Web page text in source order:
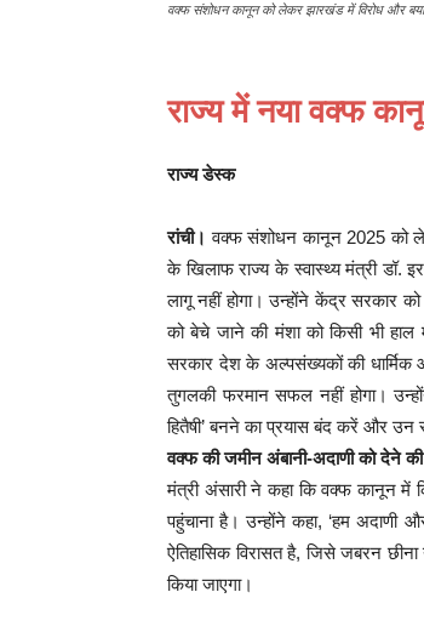
वक्फ संशोधन कानून को लेकर झारखंड में विरोध और
राज्य में नया वक्फ
राज्य डेस्क
रांची। वक्फ संशोधन कानून 2025 को
के खिलाफ राज्य के स्वास्थ्य मंत्री डॉ.
लागू नहीं होगा। उन्होंने केंद्र सरकार
को बेचे जाने की मंशा को किसी भी हाल
सरकार देश के अल्पसंख्यकों की धार्मिक
तुगलकी फरमान सफल नहीं होगा।
हितैषी’ बनने का प्रयास बंद करें और उन
वक्फ की जमीन अंबानी-अदाणी को देने
मंत्री अंसारी ने कहा कि वक्फ कानून में
पहुंचाना है। उन्होंने कहा, ‘हम अदाणी
ऐतिहासिक विरासत है, जिसे जबरन
किया जाएगा।